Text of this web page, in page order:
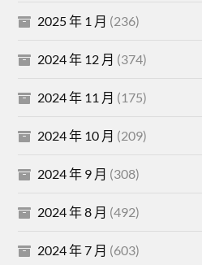
2025 年 1 月 (236)
2024 年 12 月 (374)
2024 年 11 月 (175)
2024 年 10 月 (209)
2024 年 9 月 (308)
2024 年 8 月 (492)
2024 年 7 月 (603)